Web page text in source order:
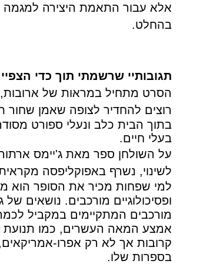
אלא עבור התאמת היצירה למגמה
בהחלט.
תגובותיי שרשמתי תוך כדי
הסרט מתחיל במראות של
רוצים להחדיר לצופה שאמן שחור
בתוך הבית כלב ונעלי ספורט
בעלי חיים.
על השולחן ספר מאת ג'יימס ארתור
לשינוי, נשרף באפוקליפסה
למי שפחות מכיר את הסופר הוא
ופסיכולוגיים מורכבים. נושאים
מורכבים המתקיימים במקביל
אמצע המאה העשרים, כמו תנועת
קרובות אך לא רק אפרו-אמריקאים,
בספרות שלו.